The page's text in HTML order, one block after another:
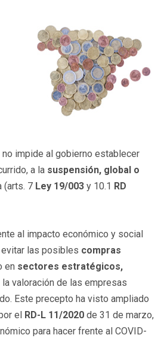
impide al gobierno establecer
a la suspensión, global o
(arts. 7 Ley 19/003 y 10.1 RD
al impacto económico y social
las posibles compras
en sectores estratégicos,
valoración de las empresas
Este precepto ha visto ampliado
el RD-L 11/2020 de 31 de marzo,
para hacer frente al COVID-